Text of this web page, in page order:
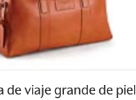
Add to Basket
de viaje grande de piel